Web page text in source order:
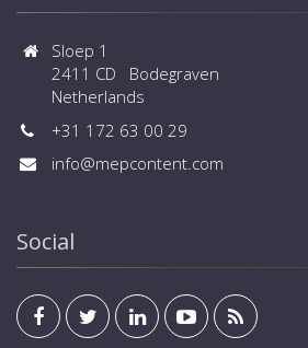
Sloep 1
2411 CD Bodegraven
Netherlands
+31 172 63 00 29
info@mepcontent.com
Social